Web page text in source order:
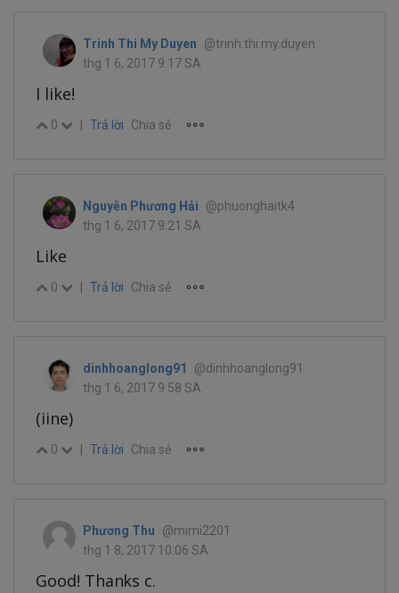
Trinh Thi My Duyen
@trinh.thi.my.duyen
thg 1 6, 2017 9:17 SA
I like!
0 Trả lời Chia sẻ
Nguyễn Phương Hải
@phuonghaitk4
thg 1 6, 2017 9:21 SA
Like
0 Trả lời Chia sẻ
dinhhoanglong91
@dinhhoanglong91
thg 1 6, 2017 9:58 SA
(iine)
0 Trả lời Chia sẻ
Phương Thu
@mimi2201
thg 1 8, 2017 10:06 SA
Good! Thanks c.